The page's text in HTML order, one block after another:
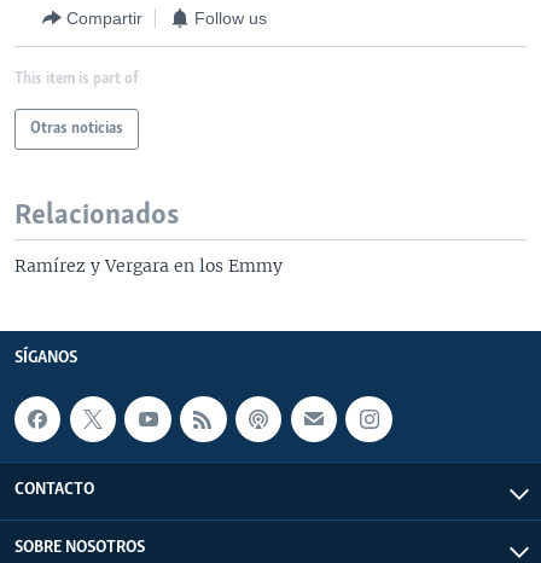
Compartir Follow us
This item is part of
Otras noticias
Relacionados
Ramírez y Vergara en los Emmy
SÍGANOS
CONTACTO
SOBRE NOSOTROS